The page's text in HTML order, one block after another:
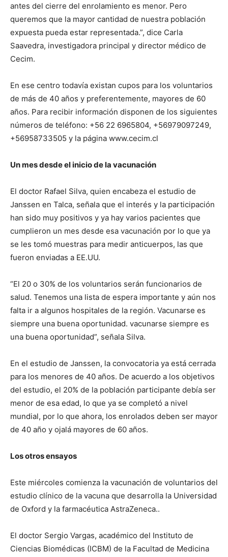
antes del cierre del enrolamiento es menor. Pero
queremos que la mayor cantidad de nuestra población
expuesta pueda estar representada.”, dice Carla
Saavedra, investigadora principal y director médico de
Cecim.
En ese centro todavía existan cupos para los voluntarios
de más de 40 años y preferentemente, mayores de 60
años. Para recibir información disponen de los siguientes
números de teléfono: +56 22 6965804, +56979097249,
+56958733505 y la página www.cecim.cl
Un mes desde el inicio de la vacunación
El doctor Rafael Silva, quien encabeza el estudio de
Janssen en Talca, señala que el interés y la participación
han sido muy positivos y ya hay varios pacientes que
cumplieron un mes desde esa vacunación por lo que ya
se les tomó muestras para medir anticuerpos, las que
fueron enviadas a EE.UU.
“El 20 o 30% de los voluntarios serán funcionarios de
salud. Tenemos una lista de espera importante y aún nos
falta ir a algunos hospitales de la región. Vacunarse es
siempre una buena oportunidad. vacunarse siempre es
una buena oportunidad”, señala Silva.
En el estudio de Janssen, la convocatoria ya está cerrada
para los menores de 40 años. De acuerdo a los objetivos
del estudio, el 20% de la población participante debía ser
menor de esa edad, lo que ya se completó a nivel
mundial, por lo que ahora, los enrolados deben ser mayor
de 40 año y ojalá mayores de 60 años.
Los otros ensayos
Este miércoles comienza la vacunación de voluntarios del
estudio clínico de la vacuna que desarrolla la Universidad
de Oxford y la farmacéutica AstraZeneca..
El doctor Sergio Vargas, académico del Instituto de
Ciencias Biomédicas (ICBM) de la Facultad de Medicina